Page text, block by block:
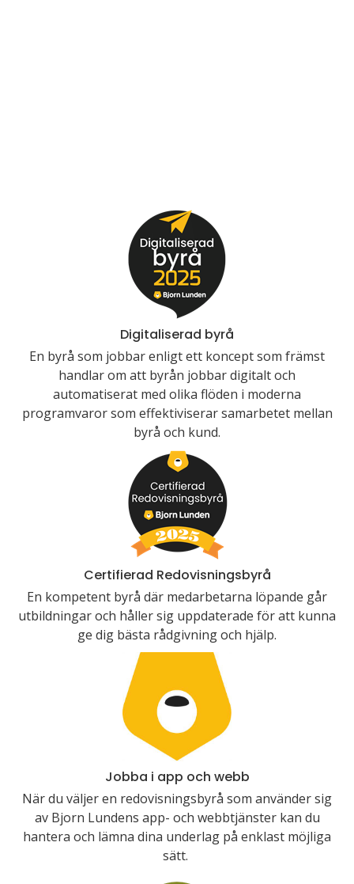
Digitaliserad byrå
En byrå som jobbar enligt ett koncept som främst
handlar om att byrån jobbar digitalt och
automatiserat med olika flöden i moderna
programvaror som effektiviserar samarbetet mellan
byrå och kund.
Certifierad Redovisningsbyrå
En kompetent byrå där medarbetarna löpande går
utbildningar och håller sig uppdaterade för att kunna
ge dig bästa rådgivning och hjälp.
Jobba i app och webb
När du väljer en redovisningsbyrå som använder sig
av Bjorn Lundens app- och webbtjänster kan du
hantera och lämna dina underlag på enklast möjliga
sätt.